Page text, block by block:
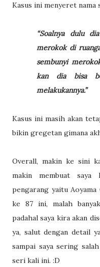
Kasus ini menyeret
“Soalnya dulu
merokok di
sembunyi
kan dia bisa
melakukannya.”
Kasus ini masih akan
bikin gregetan gimana
Overall, makin ke sini
makin membuat
pengarang yaitu
ke 87 ini, malah
padahal saya kira akan
ya, salut dengan detail
sampai saya sering
seri kali ini. :D